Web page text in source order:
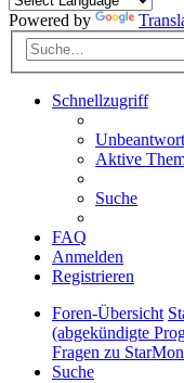
Powered by
Schnellzugriff
Aktive
Suche
FAQ
Anmelden
Registrieren
Foren-Übersicht
(abgekündigte
Fragen zu
Suche